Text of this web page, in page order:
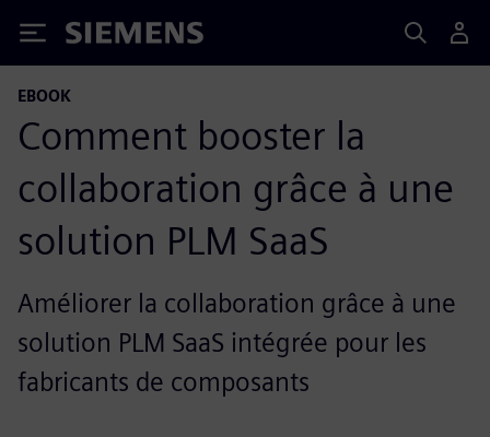
Siemens
EBOOK
Comment booster la
collaboration grâce à une
solution PLM SaaS
Améliorer la collaboration grâce à une
solution PLM SaaS intégrée pour les
fabricants de composants